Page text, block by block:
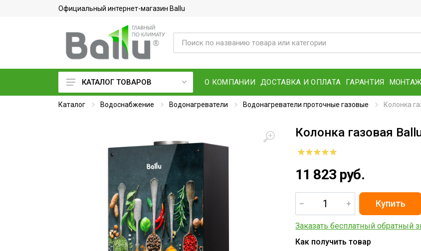
Официальный интернет-магазин Ballu
Кондиционеры воздуха
Водонагреватели
Обогреватели
Тепловое оборудование
Электросушилки для рук
Промышленные кондиционеры
КАТАЛОГ ТОВАРОВ О КОМПАНИИ ДОСТАВКА И ОПЛАТА ГАРАНТИЯ МОНТАЖ
Каталог Водоснабжение Водонагреватели Водонагреватели проточные газовые Колонка
Колонка газовая
11 823 руб.
Заказать бесплатный обратный
Как получить товар